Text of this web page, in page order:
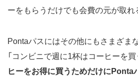
ーをもらうだけでも会費の元が取れ
Pontaパスにはその他にもさまざま
「コンビニで週に1杯はコーヒーを買
ヒーをお得に買うためだけにPonta